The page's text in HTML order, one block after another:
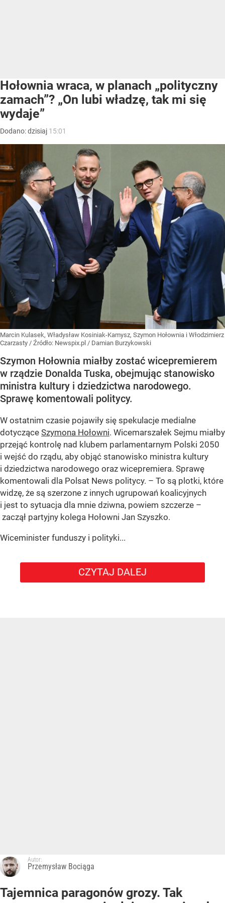
Hołownia wraca, w planach „polityczny
zamach”? „On lubi władzę, tak mi się
wydaje”
Dodano:dzisiaj 15:01
Marcin Kulasek, Władysław Kosiniak-Kamysz, Szymon Hołownia i Włodzimierz
Czarzasty / Źródło: Newspix.pl / Damian Burzykowski
Szymon Hołownia miałby zostać wicepremierem
w rządzie Donalda Tuska, obejmując stanowisko
ministra kultury i dziedzictwa narodowego.
Sprawę komentowali politycy.
W ostatnim czasie pojawiły się spekulacje medialne
dotyczące Szymona Hołowni. Wicemarszałek Sejmu miałby
przejąć kontrolę nad klubem parlamentarnym Polski 2050
i wejść do rządu, aby objąć stanowisko ministra kultury
i dziedzictwa narodowego oraz wicepremiera. Sprawę
komentowali dla Polsat News politycy. – To są plotki, które
widzę, że są szerzone z innych ugrupowań koalicyjnych
i jest to sytuacja dla mnie dziwna, powiem szczerze –
zaczął partyjny kolega Hołowni Jan Szyszko.
Wiceminister funduszy i polityki...
CZYTAJ DALEJ
Autor:
Przemysław Bociąga
Tajemnica paragonów grozy. Tak